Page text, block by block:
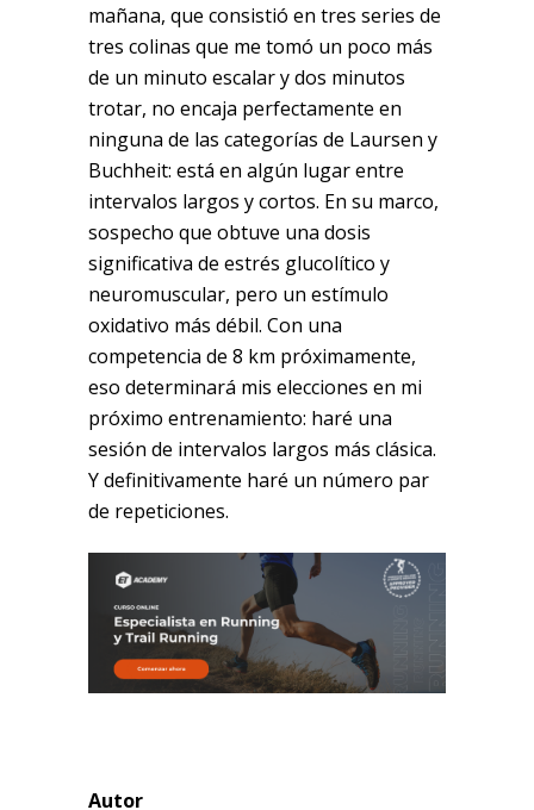
mañana, que consistió en tres series de
tres colinas que me tomó un poco más
de un minuto escalar y dos minutos
trotar, no encaja perfectamente en
ninguna de las categorías de Laursen y
Buchheit: está en algún lugar entre
intervalos largos y cortos. En su marco,
sospecho que obtuve una dosis
significativa de estrés glucolítico y
neuromuscular, pero un estímulo
oxidativo más débil. Con una
competencia de 8 km próximamente,
eso determinará mis elecciones en mi
próximo entrenamiento: haré una
sesión de intervalos largos más clásica.
Y definitivamente haré un número par
de repeticiones.
Autor